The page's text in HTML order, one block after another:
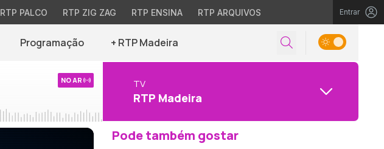
RTP PALCO RTP ZIG ZAG RTP ENSINA RTP ARQUIVOS Entrar
Programação + RTP Madeira
NO AR TV
RTP Madeira
Pode também gostar